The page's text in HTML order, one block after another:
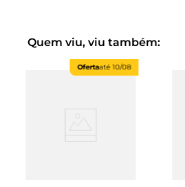
Zero açúcares
Quem viu, viu também:
Ofertaaté10/08